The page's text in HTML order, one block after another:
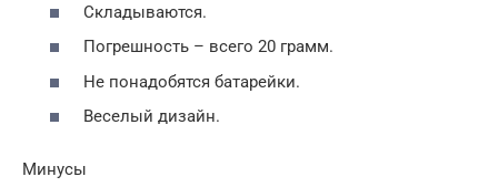
Складываются.
Погрешность – всего 20 грамм.
Не понадобятся батарейки.
Веселый дизайн.
Минусы